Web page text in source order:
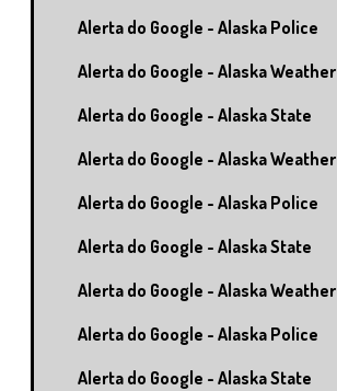
Alerta do Google - Alaska Police
Alerta do Google - Alaska Weather
Alerta do Google - Alaska State
Alerta do Google - Alaska Weather
Alerta do Google - Alaska Police
Alerta do Google - Alaska State
Alerta do Google - Alaska Weather
Alerta do Google - Alaska Police
Alerta do Google - Alaska State